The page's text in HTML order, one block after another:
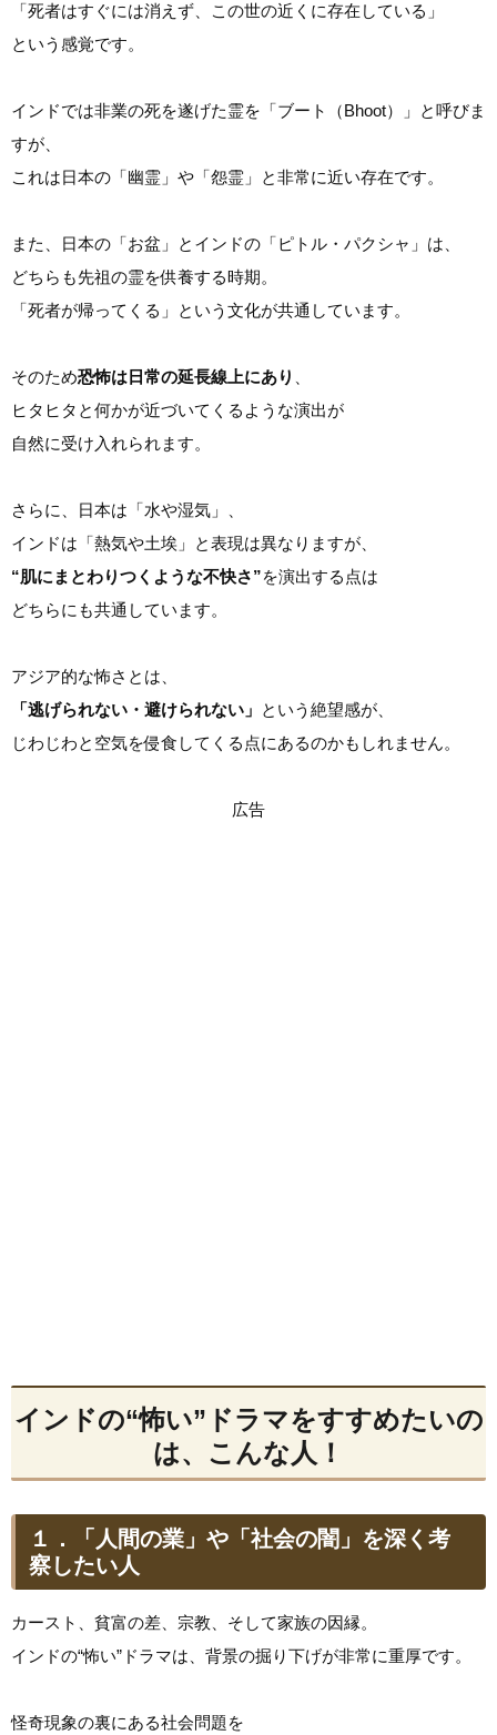
「死者はすぐには消えず、この世の近くに存在している」
という感覚です。
インドでは非業の死を遂げた霊を「ブート（Bhoot）」と呼びま
すが、
これは日本の「幽霊」や「怨霊」と非常に近い存在です。
また、日本の「お盆」とインドの「ピトル・パクシャ」は、
どちらも先祖の霊を供養する時期。
「死者が帰ってくる」という文化が共通しています。
そのため恐怖は日常の延長線上にあり
ヒタヒタと何かが近づいてくるような演出が
自然に受け入れられます。
さらに、日本は「水や湿気」、
インドは「熱気や土埃」と表現は異なりますが、
“肌にまとわりつくような不快さ”を演出する点は
どちらにも共通しています。
アジア的な怖さとは、
「逃げられない・避けられない」 という絶望感が、
じわじわと空気を侵食してくる点にあるのかもしれません。
広告
インドの“怖い”ドラマをすすめたいの
は、こんな人！
１．「人間の業」や「社会の闇」を深く考
察したい人
カースト、貧富の差、宗教、そして家族の因縁。
インドの“怖い”ドラマは、背景の掘り下げが非常に重厚です。
怪奇現象の裏にある社会問題を